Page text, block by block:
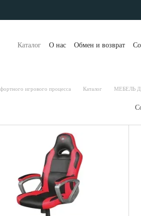
Каталог О нас Обмен и возврат
игрового процесса Каталог МЕБЕЛЬ